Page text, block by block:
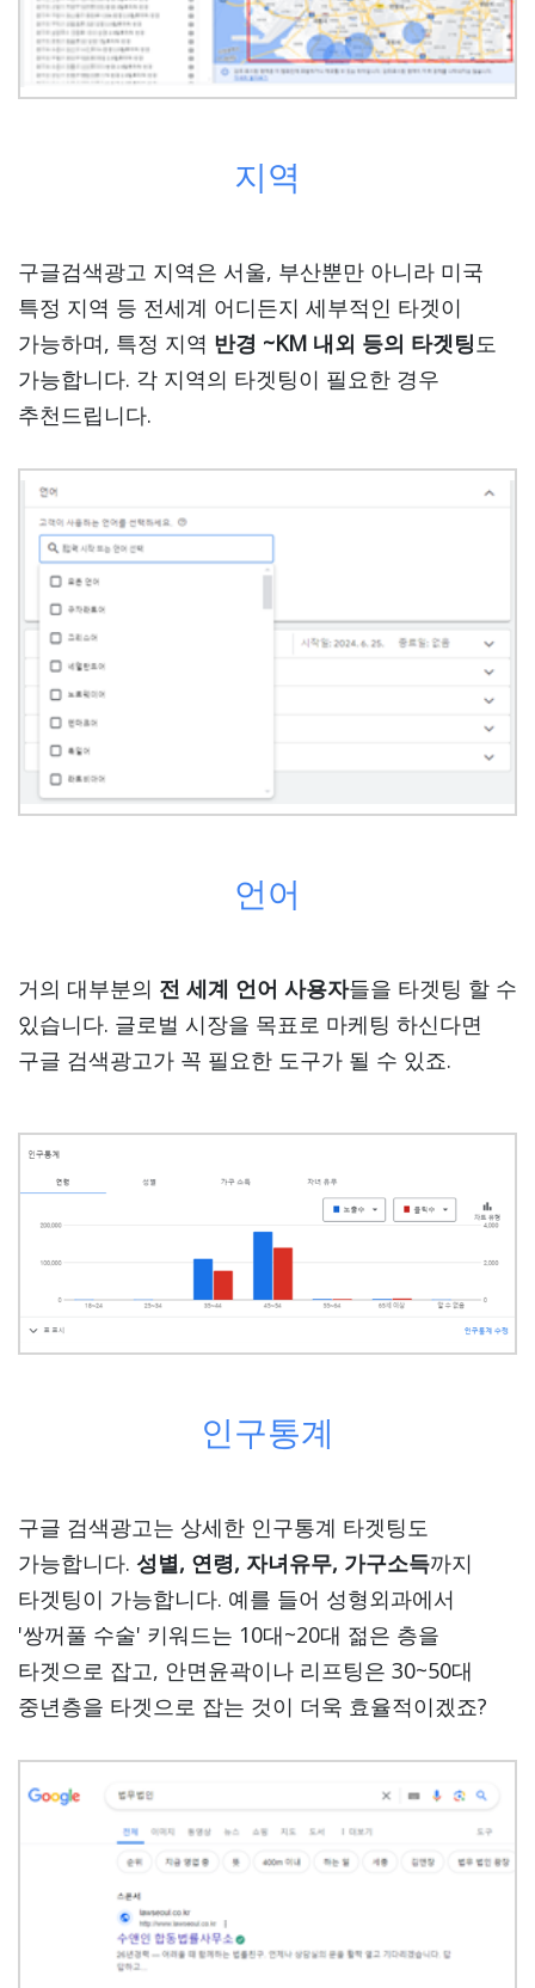
지역
구글검색광고 지역은 서울, 부산뿐만 아니라 미국
특정 지역 등 전세계 어디든지 세부적인 타겟이
가능하며, 특정 지역 반경 ~KM 내외 등의 타겟팅도
가능합니다. 각 지역의 타겟팅이 필요한 경우
추천드립니다.
언어
거의 대부분의 전 세계 언어 사용자들을 타겟팅 할 수
있습니다. 글로벌 시장을 목표로 마케팅 하신다면
구글 검색광고가 꼭 필요한 도구가 될 수 있죠.
인구통계
구글 검색광고는 상세한 인구통계 타겟팅도
가능합니다. 성별, 연령, 자녀유무, 가구소득까지
타겟팅이 가능합니다. 예를 들어 성형외과에서
'쌍꺼풀 수술' 키워드는 10대~20대 젊은 층을
타겟으로 잡고, 안면윤곽이나 리프팅은 30~50대
중년층을 타겟으로 잡는 것이 더욱 효율적이겠죠?